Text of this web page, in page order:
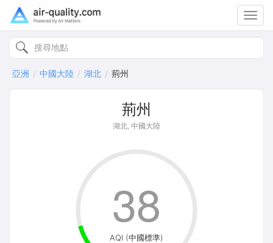
亞洲 中國大陸 湖北 荊州
荊州
湖北, 中國大陸
AQI (中國標準)
38